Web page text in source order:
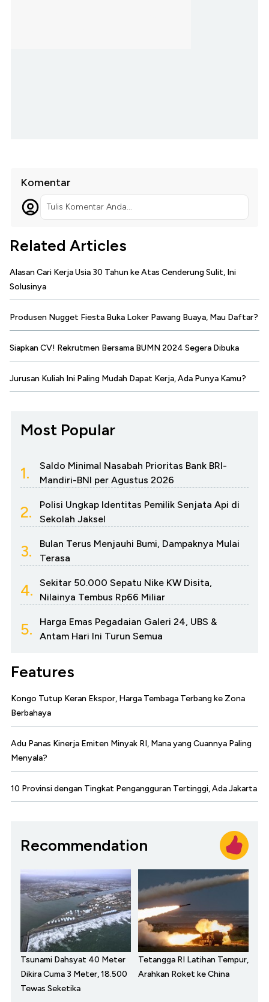
Komentar
Tulis Komentar Anda...
Related Articles
Alasan Cari Kerja Usia 30 Tahun ke Atas Cenderung Sulit, Ini
Solusinya
Produsen Nugget Fiesta Buka Loker Pawang Buaya, Mau Daftar?
Siapkan CV! Rekrutmen Bersama BUMN 2024 Segera Dibuka
Jurusan Kuliah Ini Paling Mudah Dapat Kerja, Ada Punya Kamu?
Most Popular
1.
Saldo Minimal Nasabah Prioritas Bank BRI-
Mandiri-BNI per Agustus 2026
2.
Polisi Ungkap Identitas Pemilik Senjata Api di
Sekolah Jaksel
3.
Bulan Terus Menjauhi Bumi, Dampaknya Mulai
Terasa
4.
Sekitar 50.000 Sepatu Nike KW Disita,
Nilainya Tembus Rp66 Miliar
5.
Harga Emas Pegadaian Galeri 24, UBS &
Antam Hari Ini Turun Semua
Features
Kongo Tutup Keran Ekspor, Harga Tembaga Terbang ke Zona
Berbahaya
Adu Panas Kinerja Emiten Minyak RI, Mana yang Cuannya Paling
Menyala?
10 Provinsi dengan Tingkat Pengangguran Tertinggi, Ada Jakarta
Recommendation
Tsunami Dahsyat 40 Meter
Dikira Cuma 3 Meter, 18.500
Tewas Seketika
Tetangga RI Latihan Tempur,
Arahkan Roket ke China